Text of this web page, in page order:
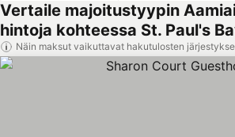
Vertaile majoitustyypin
hintoja kohteessa St. Paul's
Näin maksut vaikuttavat hakutulosten